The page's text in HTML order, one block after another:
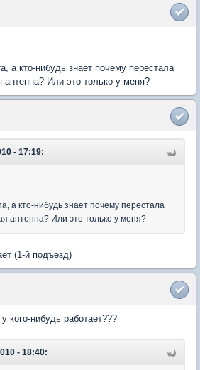
а кто-нибудь знает почему перестала
антенна? Или это только у меня?
- 17:19:
а кто-нибудь знает почему перестала
антенна? Или это только у меня?
(1-й подъезд)
кого-нибудь работает???
- 18:40: